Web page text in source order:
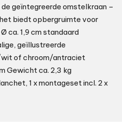
geïntegreerde omstelkraan –
biedt opbergruimte voor
ca. 1,9 cm standaard
geïllustreerde
wit of chroom/antraciet
Gewicht ca. 2,3 kg
1 x montageset incl. 2 x